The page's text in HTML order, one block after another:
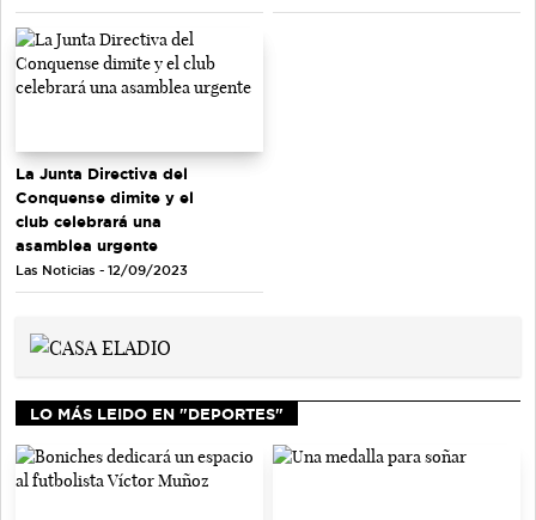
La Junta Directiva del
Conquense dimite y el
club celebrará una
asamblea urgente
Las Noticias - 12/09/2023
LO MÁS LEIDO EN "DEPORTES"